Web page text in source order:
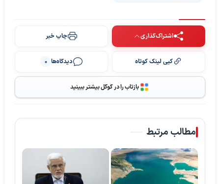
اشتراک‌گذاری چاپ خبر
کپی لینک کوتاه دیدگاه‌ها 0
بازتاب را در گوگل بیشتر ببینید
مطالب مرتبط